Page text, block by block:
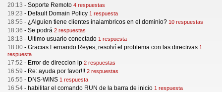
20:13 - Soporte Remoto 4 respuestas
19:23 - Default Domain Policy 1 respuesta
18:55 - ¿Alguien tiene clientes inalambricos en el dominio? 10 respuestas
18:36 - Se podrá 2 respuestas
18:13 - Ultimo usuario conectado 1 respuesta
18:00 - Gracias Fernando Reyes, resolví el problema con las directivas 1
respuesta
17:52 - Error de direccion ip 2 respuestas
16:59 - Re: ayuda por favor!!! 2 respuestas
16:55 - DNS-WINS 1 respuesta
16:54 - habilitar el comando RUN de la barra de inicio 1 respuesta